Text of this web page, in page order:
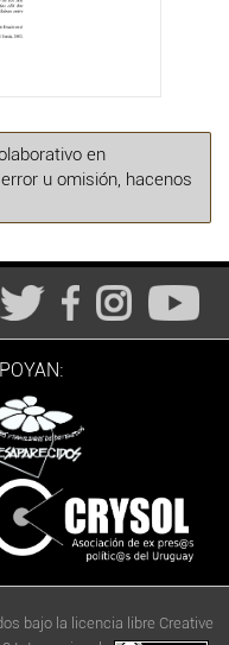
en
u omisión, hacenos
bajo la licencia libre Creative